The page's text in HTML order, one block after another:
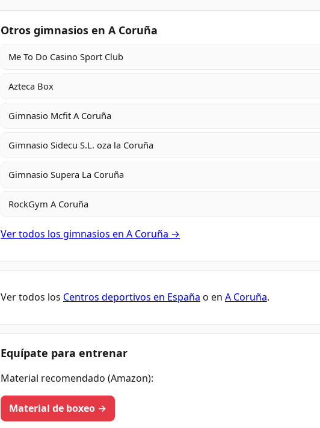
Otros gimnasios en A Coruña
Me To Do Casino Sport Club
Azteca Box
Gimnasio Mcfit A Coruña
Gimnasio Sidecu S.L. oza la Coruña
Gimnasio Supera La Coruña
RockGym A Coruña
Ver todos los gimnasios en A Coruña →
Ver todos los Centros deportivos en España o en A Coruña.
Equípate para entrenar
Material recomendado (Amazon):
Material de boxeo →